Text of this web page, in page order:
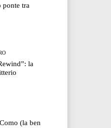
ponte tra
la
(la ben